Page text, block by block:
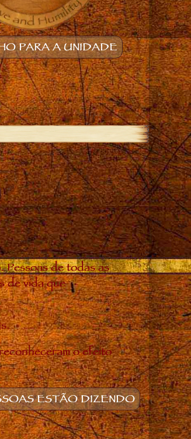
PARA A UNIDADE
Pessoas de todas as
de vida que
o efeito
ESTÃO DIZENDO